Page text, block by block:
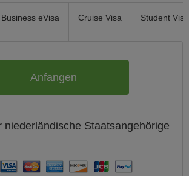
Business eVisa Cruise Visa Student Visa
Anfangen
niederländische Staatsangehörige